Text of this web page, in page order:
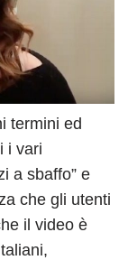
termini ed
i vari
a sbaffo” e
che gli utenti
il video è